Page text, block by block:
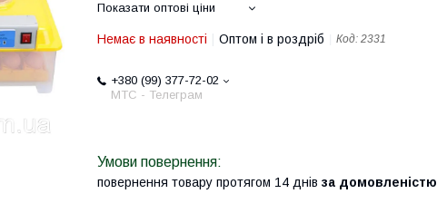
Показати оптові ціни
Немає в наявності Оптом і в роздріб Код: 2331
+380 (99) 377-72-02
МТС - Телеграм
повернення товару протягом 14 днів за домовленістю